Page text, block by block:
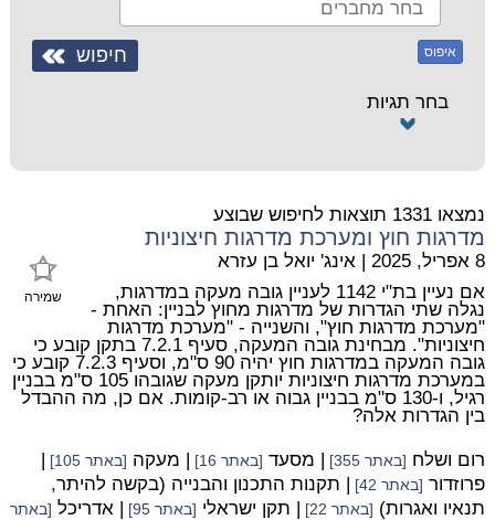
איפוס
בחר תגיות
נמצאו 1331 תוצאות לחיפוש שבוצע
מדרגות חוץ ומערכת מדרגות חיצוניות
שמירה
8 אפריל, 2025 | אינג' יואל בן עזרא
אם נעיין בת"י 1142 לעניין גובה מעקה במדרגות,
נגלה שתי הגדרות של מדרגות מחוץ לבניין: האחת -
"מערכת מדרגות חוץ", והשנייה - "מערכת מדרגות
חיצוניות". מבחינת גובה המעקה, סעיף 7.2.1 בתקן קובע כי
גובה המעקה במדרגות חוץ יהיה 90 ס"מ, וסעיף 7.2.3 קובע כי
במערכת מדרגות חיצוניות יותקן מעקה שגובהו 105 ס"מ בבניין
רגיל, ו-130 ס"מ בבניין גבוה או רב-קומות. אם כן, מה ההבדל
בין הגדרות אלה?
רום ושלח [באתר 355] | מסעד [באתר 16] | מעקה [באתר 105]
|
פרוזדור [באתר 42]
| תקנות התכנון והבנייה (בקשה להיתר,
תנאיו ואגרות) [באתר 22] | תקן ישראלי [באתר 95] | אדריכל [באתר